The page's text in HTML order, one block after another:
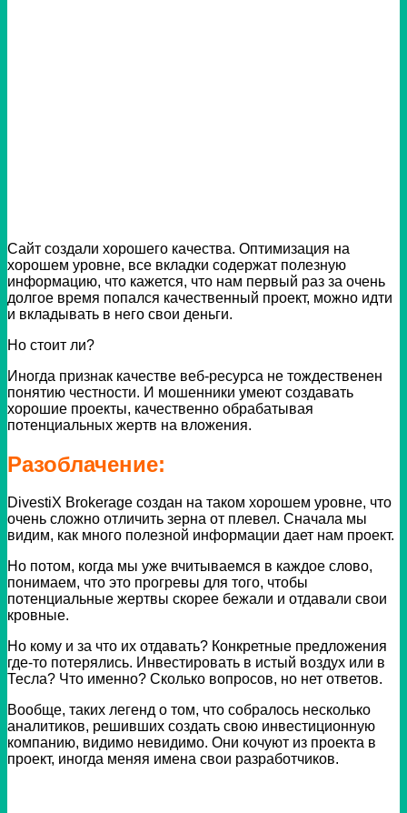
Сайт создали хорошего качества. Оптимизация на
хорошем уровне, все вкладки содержат полезную
информацию, что кажется, что нам первый раз за очень
долгое время попался качественный проект, можно идти
и вкладывать в него свои деньги.
Но стоит ли?
Иногда признак качестве веб-ресурса не тождественен
понятию честности. И мошенники умеют создавать
хорошие проекты, качественно обрабатывая
потенциальных жертв на вложения.
Разоблачение:
DivestiX Brokerage создан на таком хорошем уровне, что
очень сложно отличить зерна от плевел. Сначала мы
видим, как много полезной информации дает нам проект.
Но потом, когда мы уже вчитываемся в каждое слово,
понимаем, что это прогревы для того, чтобы
потенциальные жертвы скорее бежали и отдавали свои
кровные.
Но кому и за что их отдавать? Конкретные предложения
где-то потерялись. Инвестировать в истый воздух или в
Тесла? Что именно? Сколько вопросов, но нет ответов.
Вообще, таких легенд о том, что собралось несколько
аналитиков, решивших создать свою инвестиционную
компанию, видимо невидимо. Они кочуют из проекта в
проект, иногда меняя имена свои разработчиков.